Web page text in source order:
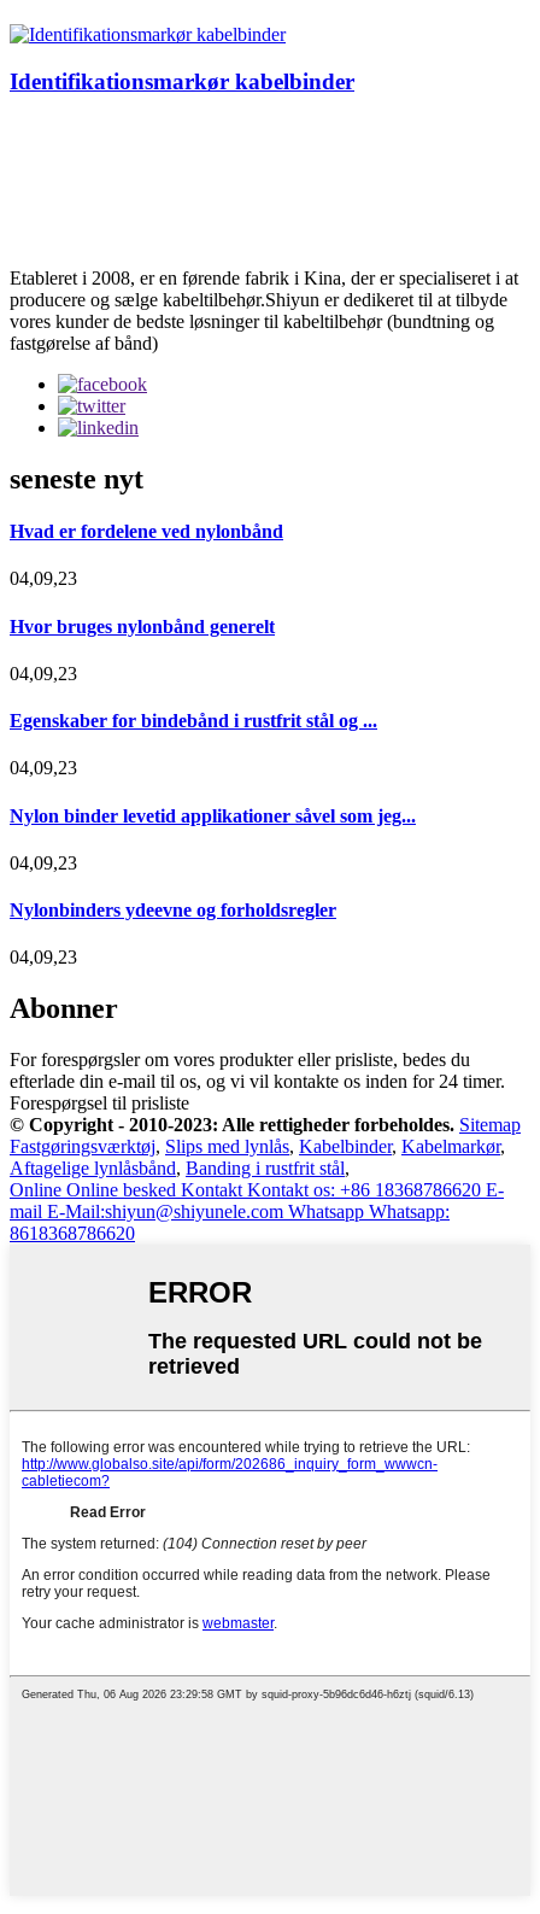
Identifikationsmarkør kabelbinder
Etableret i 2008, er en førende fabrik i Kina, der er specialiseret i at
producere og sælge kabeltilbehør.Shiyun er dedikeret til at tilbyde
vores kunder de bedste løsninger til kabeltilbehør (bundtning og
fastgørelse af bånd)
seneste nyt
Hvad er fordelene ved nylonbånd
04,09,23
Hvor bruges nylonbånd generelt
04,09,23
Egenskaber for bindebånd i rustfrit stål og ...
04,09,23
Nylon binder levetid applikationer såvel som jeg...
04,09,23
Nylonbinders ydeevne og forholdsregler
04,09,23
Abonner
For forespørgsler om vores produkter eller prisliste, bedes du
efterlade din e-mail til os, og vi vil kontakte os inden for 24 timer.
Forespørgsel til prisliste
© Copyright - 2010-2023: Alle rettigheder forbeholdes. Sitemap
Fastgøringsværktøj, Slips med lynlås, Kabelbinder, Kabelmarkør,
Aftagelige lynlåsbånd, Banding i rustfrit stål,
Online Online besked Kontakt Kontakt os: +86 18368786620 E-
mail E-Mail:shiyun@shiyunele.com Whatsapp Whatsapp:
8618368786620